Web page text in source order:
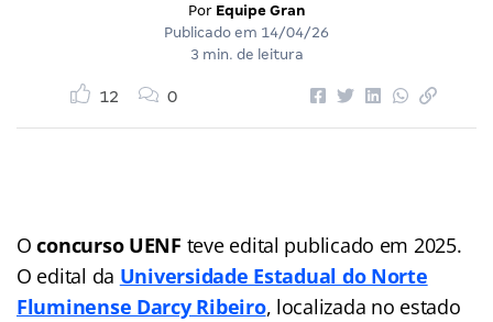
Por Equipe Gran
Publicado em 14/04/26
3 min. de leitura
12 0
Oconcurso UENF teve edital publicado em 2025.
O edital da Universidade Estadual do Norte
Fluminense Darcy Ribeiro, localizada no estado